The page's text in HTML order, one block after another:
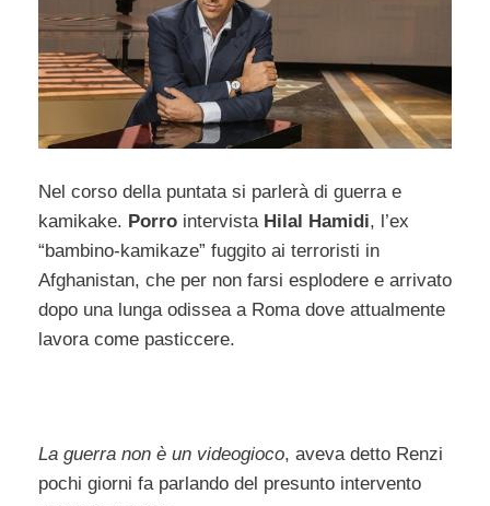
Nel corso della puntata si parlerà di guerra e
kamikake. Porro intervistaHilal Hamidi, l’ex
“bambino-kamikaze” fuggito ai terroristi in
Afghanistan, che per non farsi esplodere e arrivato
dopo una lunga odissea a Roma dove attualmente
lavora come pasticcere.
La guerra non è un videogioco, aveva detto Renzi
pochi giorni fa parlando del presunto intervento